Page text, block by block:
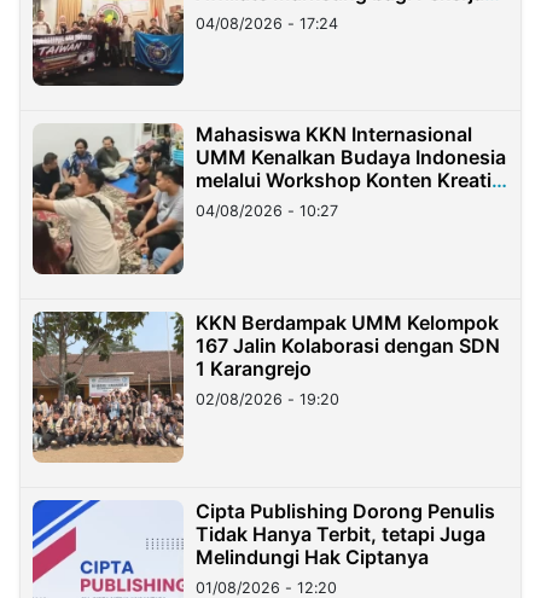
Migran Indonesia di Taiwan
04/08/2026 - 17:24
Mahasiswa KKN Internasional
UMM Kenalkan Budaya Indonesia
melalui Workshop Konten Kreatif
di Taiwan
04/08/2026 - 10:27
KKN Berdampak UMM Kelompok
167 Jalin Kolaborasi dengan SDN
1 Karangrejo
02/08/2026 - 19:20
Cipta Publishing Dorong Penulis
Tidak Hanya Terbit, tetapi Juga
Melindungi Hak Ciptanya
01/08/2026 - 12:20